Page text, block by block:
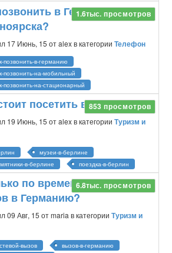
1.6тыс.просмотров
в Германию из
17 Июнь, 15 отalex в категорииТелефон
позвонить-в-германию
позвонить-на-мобильный
позвонить-на-стационарный
853 просмотров
посетить в Берлине?
19 Июнь, 15 отalex в категорииТуризм и
музеи-в-берлине
в-берлине
поездка-в-берлин
6.8тыс.просмотров
по времени действует
в Германию?
09 Авг, 15 отmaria в категорииТуризм и
вызов вызов-в-германию